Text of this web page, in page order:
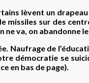
lèvent un
missiles sur des
va, on abandonne
Naufrage de
démocratie se
en bas de page).